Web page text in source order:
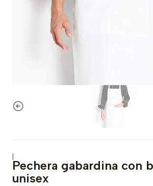
|
Pechera gabardina con
unisex